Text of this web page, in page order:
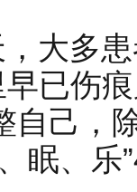
，大多
早已伤
自己，
眠、乐